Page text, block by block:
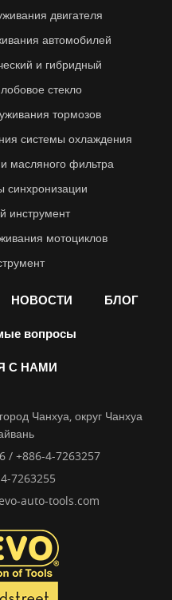
двигателя
автомобилей
и гибридный
стекло
тормозов
системы охлаждения
масляного фильтра
синхронизации
инструмент
мотоциклов
НОВОСТИ БЛОГ
вопросы
С НАМИ
Чанхуа, округ Чанхуа
/ +886-4-7263257
7263255
auto-tools.com